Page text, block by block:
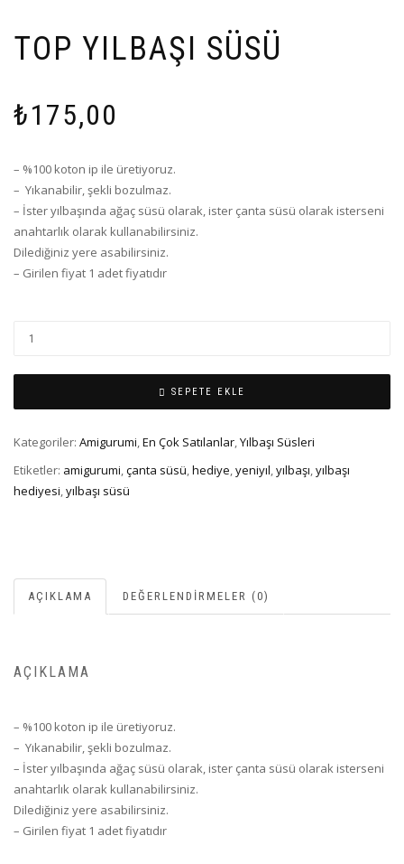
TOP YILBAŞI SÜSÜ
₺175,00
– %100 koton ip ile üretiyoruz.
– Yıkanabilir, şekli bozulmaz.
– İster yılbaşında ağaç süsü olarak, ister çanta süsü olarak isterseni
anahtarlık olarak kullanabilirsiniz.
Dilediğiniz yere asabilirsiniz.
– Girilen fiyat 1 adet fiyatıdır
SEPETE EKLE
Kategoriler: Amigurumi,En Çok Satılanlar,Yılbaşı Süsleri
Etiketler: amigurumi,çanta süsü,hediye,yeniyıl,yılbaşı,yılbaşı
hediyesi,yılbaşı süsü
AÇIKLAMA DEĞERLENDIRMELER (0)
AÇIKLAMA
– %100 koton ip ile üretiyoruz.
– Yıkanabilir, şekli bozulmaz.
– İster yılbaşında ağaç süsü olarak, ister çanta süsü olarak isterseni
anahtarlık olarak kullanabilirsiniz.
Dilediğiniz yere asabilirsiniz.
– Girilen fiyat 1 adet fiyatıdır